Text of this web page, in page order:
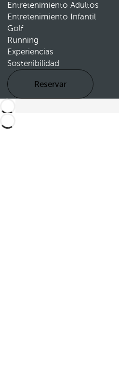
Entretenimiento Adultos
Entretenimiento Infantil
Golf
Running
Experiencias
Sostenibilidad
Reservar